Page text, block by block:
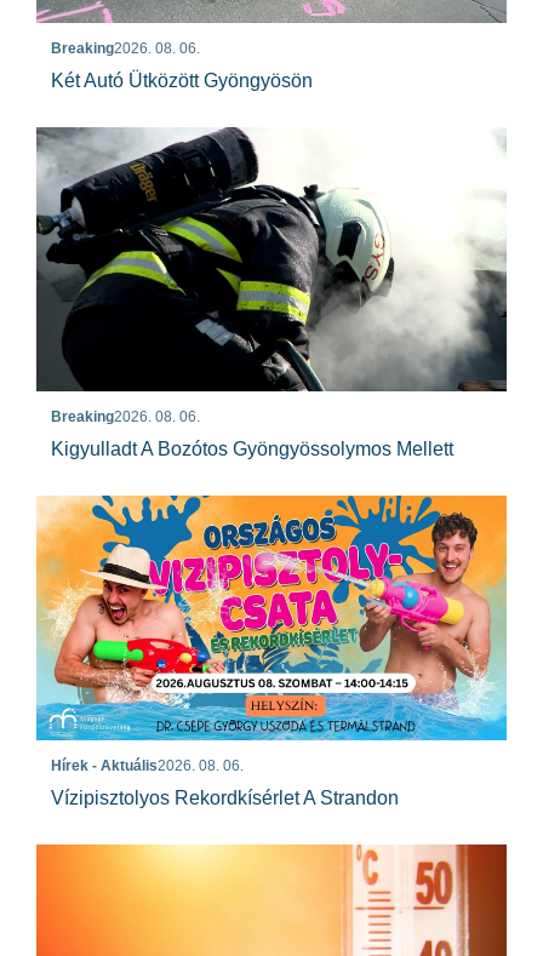
Breaking2026. 08. 06.
Két Autó Ütközött Gyöngyösön
Breaking2026. 08. 06.
Kigyulladt A Bozótos Gyöngyössolymos Mellett
Hírek - Aktuális2026. 08. 06.
Vízipisztolyos Rekordkísérlet A Strandon